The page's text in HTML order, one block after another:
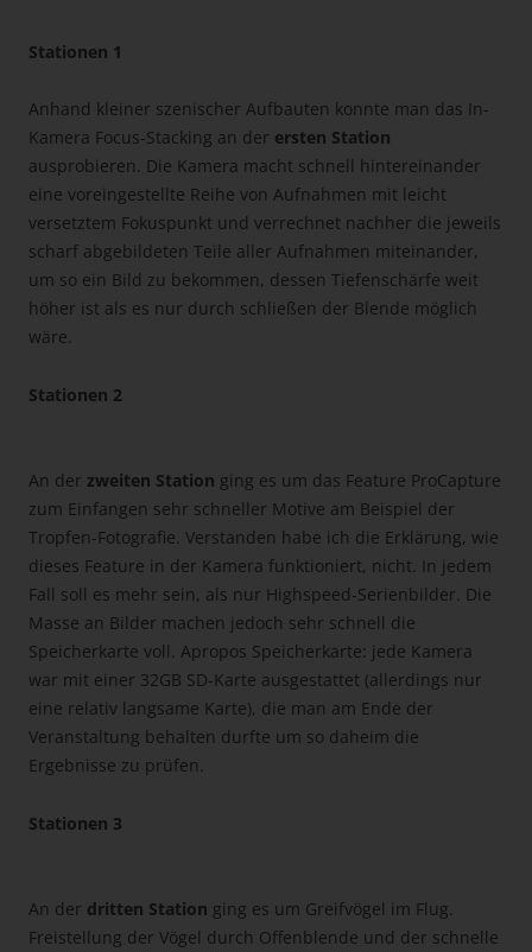
Stationen 1
Anhand kleiner szenischer Aufbauten konnte man das In-
Kamera Focus-Stacking an der ersten Station
ausprobieren. Die Kamera macht schnell hintereinander
eine voreingestellte Reihe von Aufnahmen mit leicht
versetztem Fokuspunkt und verrechnet nachher die jeweils
scharf abgebildeten Teile aller Aufnahmen miteinander,
um so ein Bild zu bekommen, dessen Tiefenschärfe weit
höher ist als es nur durch schließen der Blende möglich
wäre.
Stationen 2
An der zweiten Station ging es um das Feature ProCapture
zum Einfangen sehr schneller Motive am Beispiel der
Tropfen-Fotografie. Verstanden habe ich die Erklärung, wie
dieses Feature in der Kamera funktioniert, nicht. In jedem
Fall soll es mehr sein, als nur Highspeed-Serienbilder. Die
Masse an Bilder machen jedoch sehr schnell die
Speicherkarte voll. Apropos Speicherkarte: jede Kamera
war mit einer 32GB SD-Karte ausgestattet (allerdings nur
eine relativ langsame Karte), die man am Ende der
Veranstaltung behalten durfte um so daheim die
Ergebnisse zu prüfen.
Stationen 3
An der dritten Station ging es um Greifvögel im Flug.
Freistellung der Vögel durch Offenblende und der schnelle